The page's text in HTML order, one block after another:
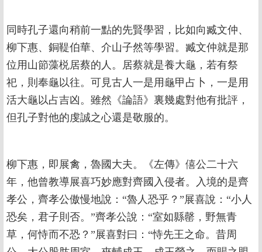
同時孔子還向稍前一點的先賢學習，比如向臧文仲、
柳下惠、銅鞮伯華、介山子然等學習。臧文仲就是那
位用山節藻棁居蔡的人。居蔡就是養大龜，若有祭
祀，則奉龜以往。可見古人一是用龜甲占卜，一是用
活大龜以占吉凶。雖然《論語》裏幾處對他有批評，
但孔子對他的虔誠之心還是敬服的。
柳下惠，即展禽，魯國大夫。《左傳》僖公二十六
年，他曾教導展喜巧妙應對齊國入侵者。入境的是齊
孝公，齊孝公傲慢地說：“魯人恐乎？”展喜說：“小人
恐矣，君子則否。”齊孝公說：“室如縣罄，野無青
草，何恃而不恐？”展喜對曰：“恃先王之命。昔周